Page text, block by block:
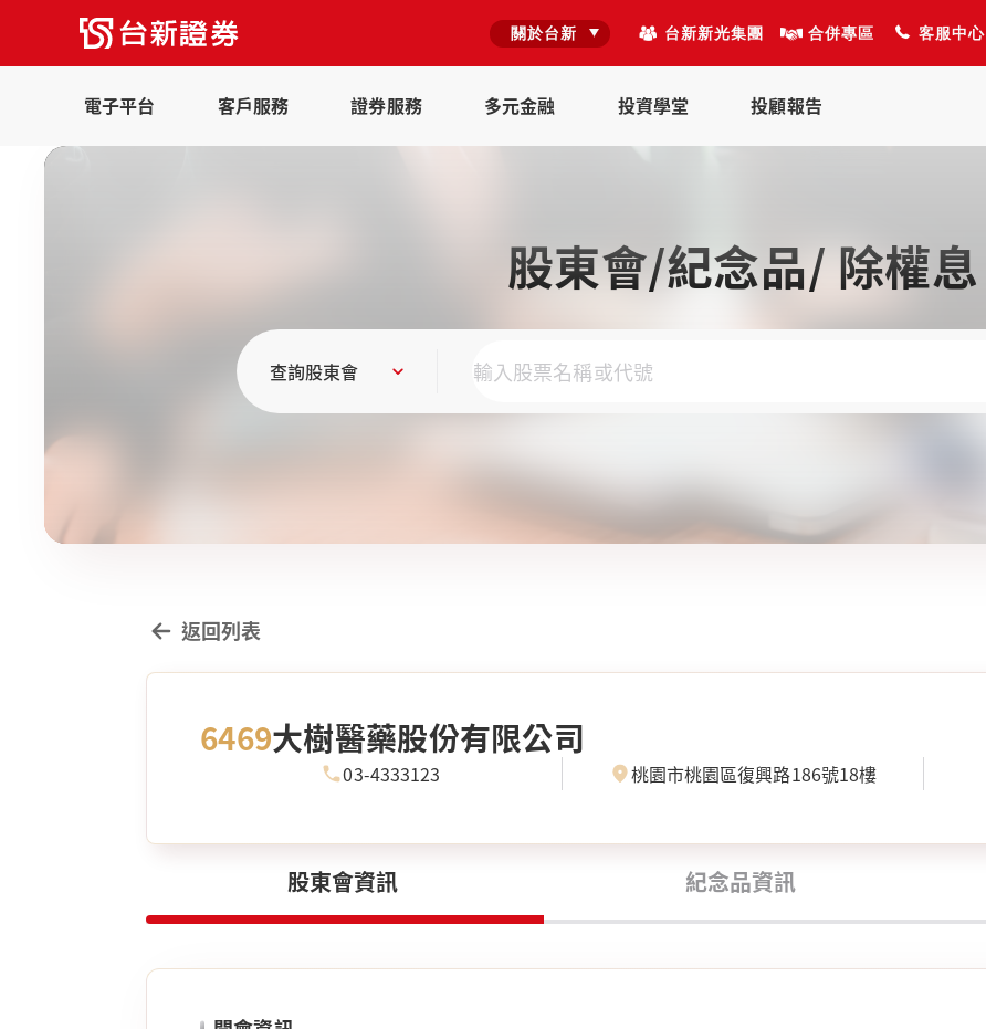
關於台新 台新新光集團 合併專區 客服中心
電子平台 客戶服務 證券服務 多元金融 投資學堂 投顧報告
股東會/紀念品/ 除權息
股東會
返回列表
6469大樹醫藥股份有限公司
03-4333123 桃園市桃園區復興路186號18樓
股東會資訊 紀念品資訊